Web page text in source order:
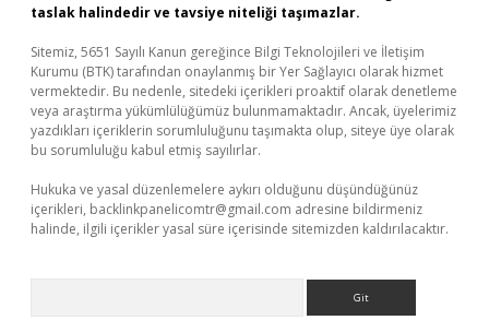
taslak halindedir ve tavsiye niteliği taşımazlar.
Sitemiz, 5651 Sayılı Kanun gereğince Bilgi Teknolojileri ve İletişim
Kurumu (BTK) tarafından onaylanmış bir Yer Sağlayıcı olarak hizmet
vermektedir. Bu nedenle, sitedeki içerikleri proaktif olarak denetleme
veya araştırma yükümlülüğümüz bulunmamaktadır. Ancak, üyelerimiz
yazdıkları içeriklerin sorumluluğunu taşımakta olup, siteye üye olarak
bu sorumluluğu kabul etmiş sayılırlar.
Hukuka ve yasal düzenlemelere aykırı olduğunu düşündüğünüz
içerikleri, backlinkpanelicomtr@gmail.com adresine bildirmeniz
halinde, ilgili içerikler yasal süre içerisinde sitemizden kaldırılacaktır.